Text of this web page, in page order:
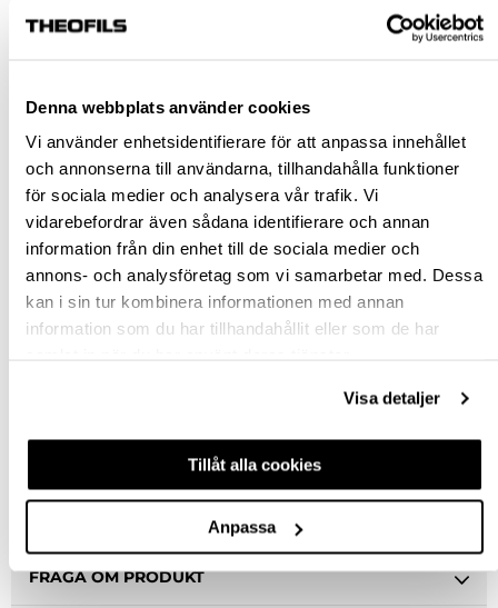
Denna webbplats använder cookies
Vi använder enhetsidentifierare för att anpassa innehållet
och annonserna till användarna, tillhandahålla funktioner
för sociala medier och analysera vår trafik. Vi
vidarebefordrar även sådana identifierare och annan
information från din enhet till de sociala medier och
annons- och analysföretag som vi samarbetar med. Dessa
kan i sin tur kombinera informationen med annan
information som du har tillhandahållit eller som de har
Visa detaljer
Tillåt alla cookies
Anpassa
KÖP
Jönköping huvudlager Beställningsvara
Malmö butik Slut i lager
Stockholm butik Slut i lager
Snabba leveranser
FRÅGA OM PRODUKT